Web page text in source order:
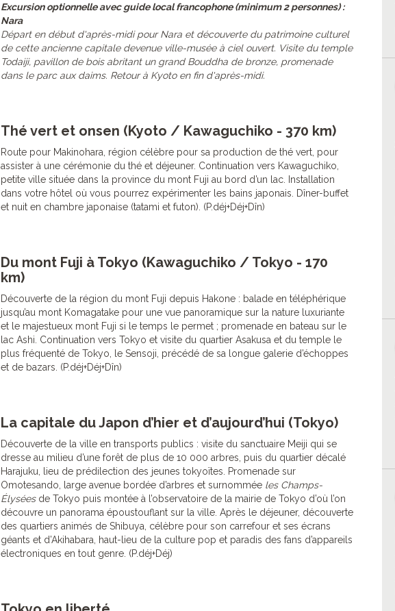
Excursion optionnelle avec guide local francophone (minimum 2 personnes) :
Nara
Départ en début d'après-midi pour Nara et découverte du patrimoine culturel
de cette ancienne capitale devenue ville-musée à ciel ouvert. Visite du temple
Todaiji, pavillon de bois abritant un grand Bouddha de bronze, promenade
dans le parc aux daims. Retour à Kyoto en fin d'après-midi.
Thé vert et onsen (Kyoto / Kawaguchiko - 370 km)
Route pour Makinohara, région célèbre pour sa production de thé vert, pour
assister à une cérémonie du thé et déjeuner. Continuation vers Kawaguchiko,
petite ville située dans la province du mont Fuji au bord d’un lac. Installation
dans votre hôtel où vous pourrez expérimenter les bains japonais. Dîner-buffet
et nuit en chambre japonaise (tatami et futon). (P.déj+Déj+Dîn)
Du mont Fuji à Tokyo (Kawaguchiko / Tokyo - 170
km)
Découverte de la région du mont Fuji depuis Hakone : balade en téléphérique
jusqu’au mont Komagatake pour une vue panoramique sur la nature luxuriante
et le majestueux mont Fuji si le temps le permet ; promenade en bateau sur le
lac Ashi. Continuation vers Tokyo et visite du quartier Asakusa et du temple le
plus fréquenté de Tokyo, le Sensoji, précédé de sa longue galerie d’échoppes
et de bazars. (P.déj+Déj+Dîn)
La capitale du Japon d’hier et d’aujourd’hui (Tokyo)
Découverte de la ville en transports publics : visite du sanctuaire Meiji qui se
dresse au milieu d’une forêt de plus de 10 000 arbres, puis du quartier décalé
Harajuku, lieu de prédilection des jeunes tokyoïtes. Promenade sur
Omotesando, large avenue bordée d’arbres et surnommée les Champs-
Élyséesde Tokyo puis montée à l’observatoire de la mairie de Tokyo d’où l’on
découvre un panorama époustouflant sur la ville. Après le déjeuner, découverte
des quartiers animés de Shibuya, célèbre pour son carrefour et ses écrans
géants et d’Akihabara, haut-lieu de la culture pop et paradis des fans d’appareils
électroniques en tout genre. (P.déj+Déj)